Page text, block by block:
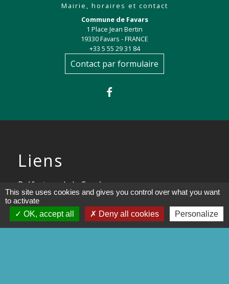
Mairie, horaires et contact
Commune de Favars
1 Place Jean Bertin
19330 Favars - FRANCE
+33 5 55 29 31 84
Contact par formulaire
Liens
Préfecture de la Corrèze
Conseil départemental de la
Corrèze
This site uses cookies and gives you control over what you want
to activate
OK, accept all
Deny all cookies Personalize